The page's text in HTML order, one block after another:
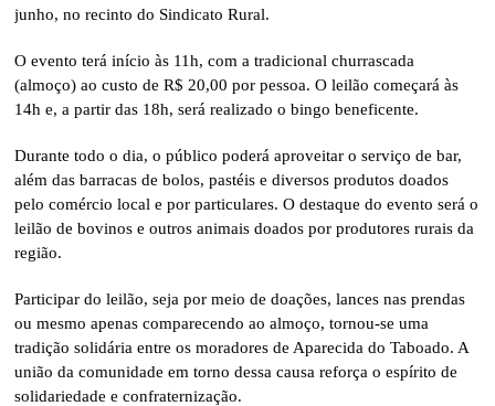
junho, no recinto do Sindicato Rural.
O evento terá início às 11h, com a tradicional churrascada
(almoço) ao custo de R$ 20,00 por pessoa. O leilão começará às
14h e, a partir das 18h, será realizado o bingo beneficente.
Durante todo o dia, o público poderá aproveitar o serviço de bar,
além das barracas de bolos, pastéis e diversos produtos doados
pelo comércio local e por particulares. O destaque do evento será o
leilão de bovinos e outros animais doados por produtores rurais da
região.
Participar do leilão, seja por meio de doações, lances nas prendas
ou mesmo apenas comparecendo ao almoço, tornou-se uma
tradição solidária entre os moradores de Aparecida do Taboado. A
união da comunidade em torno dessa causa reforça o espírito de
solidariedade e confraternização.